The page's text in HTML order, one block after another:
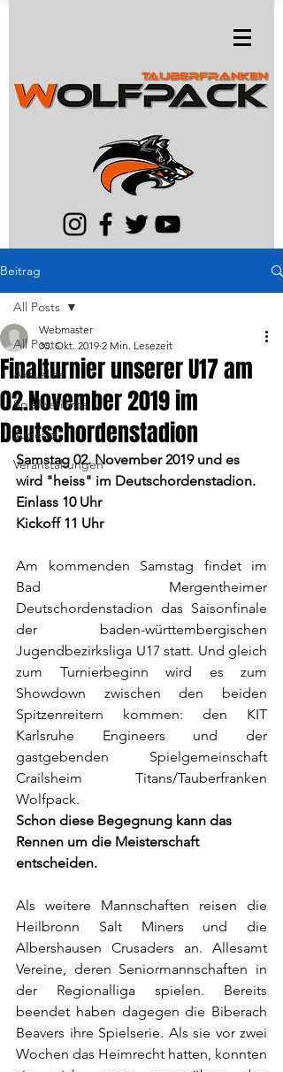
Beitrag
All Posts
Aktuelles
Spielberichte
Jugend
Veranstaltungen
All Posts
Finalturnier unserer U17 am
02.November 2019 im
Deutschordenstadion
Webmaster
30. Okt. 2019 2 Min. Lesezeit
Samstag 02. November 2019 und es
wird "heiss" im Deutschordenstadion.
Einlass 10 Uhr
Kickoff 11 Uhr
Am kommenden Samstag findet im
Bad Mergentheimer
Deutschordenstadion das Saisonfinale
der baden-württembergischen
Jugendbezirksliga U17 statt. Und gleich
zum Turnierbeginn wird es zum
Showdown zwischen den beiden
Spitzenreitern kommen: den KIT
Karlsruhe Engineers und der
gastgebenden Spielgemeinschaft
Crailsheim Titans/Tauberfranken
Wolfpack.
Schon diese Begegnung kann das
Rennen um die Meisterschaft
entscheiden.
Als weitere Mannschaften reisen die
Heilbronn Salt Miners und die
Albershausen Crusaders an. Allesamt
Vereine, deren Seniormannschaften in
der Regionalliga spielen. Bereits
beendet haben dagegen die Biberach
Beavers ihre Spielserie. Als sie vor zwei
Wochen das Heimrecht hatten, konnten